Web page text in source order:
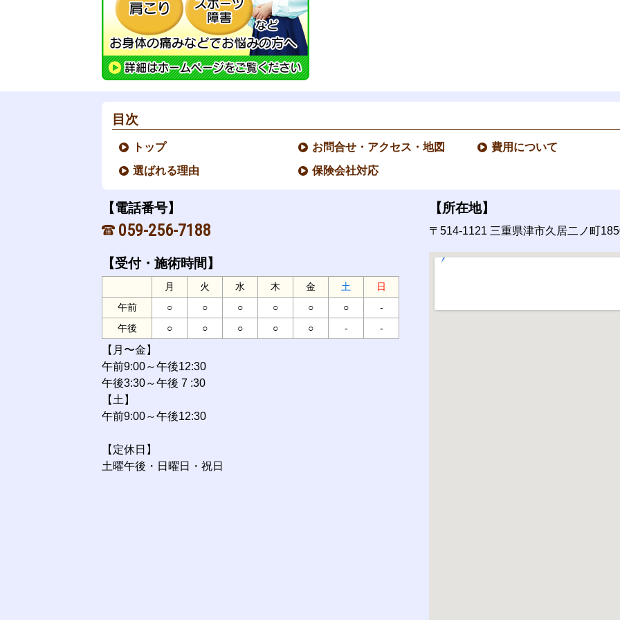
目次
トップ
選ばれる理由
お問合せ・アクセス・地図
保険会社対応
費用について
【電話番号】
059-256-7188
【受付・施術時間】
月 火 水 木 金 土
日
午前
○ ○ ○ ○ ○ ○
-
午後
○ ○ ○ ○ ○ - -
【月〜金】
午前9:00～午後12:30
午後3:30～午後 7 :30
【土】
午前9:00～午後12:30
【定休日】
土曜午後・日曜日・祝日
【所在地】
〒514-1121 三重県津市久居二ノ町